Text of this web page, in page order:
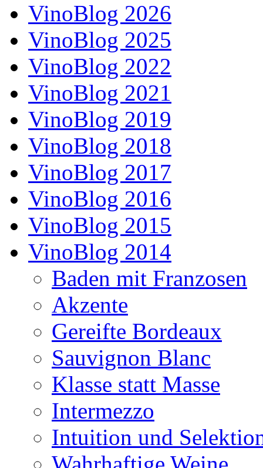
VinoBlog 2026
VinoBlog 2025
VinoBlog 2022
VinoBlog 2021
VinoBlog 2019
VinoBlog 2018
VinoBlog 2017
VinoBlog 2016
VinoBlog 2015
VinoBlog 2014
Baden mit Franzosen
Akzente
Gereifte Bordeaux
Sauvignon Blanc
Klasse statt Masse
Intermezzo
Intuition und